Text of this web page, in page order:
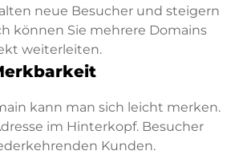
neue Besucher und steigern
können Sie mehrere Domains
weiterleiten.
kann man sich leicht merken.
im Hinterkopf. Besucher
Kunden.